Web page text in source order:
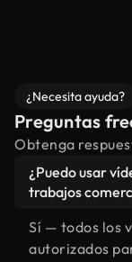
¿Necesita ayuda?
Preguntas
Obtenga
¿Puedo usar
trabajos
Sí — todos los
autorizados